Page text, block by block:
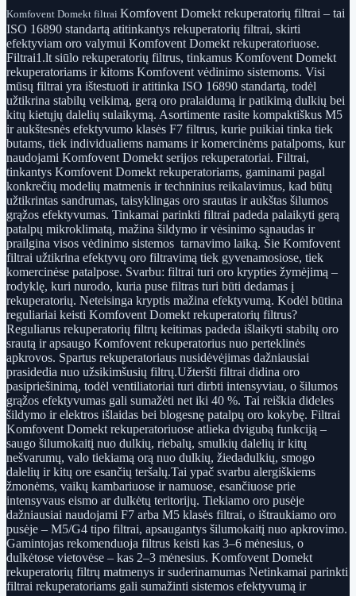
Komfovent Domekt filtrai Komfovent Domekt rekuperatorių filtrai – tai
ISO 16890 standartą atitinkantys rekuperatorių filtrai, skirti
efektyviam oro valymui Komfovent Domekt rekuperatoriuose.
Filtrai1.lt siūlo rekuperatorių filtrus, tinkamus Komfovent Domekt
rekuperatoriams ir kitoms Komfovent vėdinimo sistemoms. Visi
mūsų filtrai yra ištestuoti ir atitinka ISO 16890 standartą, todėl
užtikrina stabilų veikimą, gerą oro pralaidumą ir patikimą dulkių bei
kitų kietųjų dalelių sulaikymą. Asortimente rasite kompaktiškus M5
ir aukštesnės efektyvumo klasės F7 filtrus, kurie puikiai tinka tiek
butams, tiek individualiems namams ir komercinėms patalpoms, kur
naudojami Komfovent Domekt serijos rekuperatoriai. Filtrai,
tinkantys Komfovent Domekt rekuperatoriams, gaminami pagal
konkrečių modelių matmenis ir techninius reikalavimus, kad būtų
užtikrintas sandrumas, taisyklingas oro srautas ir aukštas šilumos
grąžos efektyvumas. Tinkamai parinkti filtrai padeda palaikyti gerą
patalpų mikroklimatą, mažina šildymo ir vėsinimo sąnaudas ir
prailgina visos vėdinimo sistemos tarnavimo laiką. Šie Komfovent
filtrai užtikrina efektyvų oro filtravimą tiek gyvenamosiose, tiek
komercinėse patalpose. Svarbu: filtrai turi oro krypties žymėjimą –
rodyklę, kuri nurodo, kuria puse filtras turi būti dedamas į
rekuperatorių. Neteisinga kryptis mažina efektyvumą. Kodėl būtina
reguliariai keisti Komfovent Domekt rekuperatorių filtrus?
Reguliarus rekuperatorių filtrų keitimas padeda išlaikyti stabilų oro
srautą ir apsaugo Komfovent rekuperatorius nuo perteklinės
apkrovos. Spartus rekuperatoriaus nusidėvėjimas dažniausiai
prasidedia nuo užsikimšusių filtrų.Užteršti filtrai didina oro
pasipriešinimą, todėl ventiliatoriai turi dirbti intensyviau, o šilumos
grąžos efektyvumas gali sumažėti net iki 40 %. Tai reiškia dideles
šildymo ir elektros išlaidas bei blogesnę patalpų oro kokybę. Filtrai
Komfovent Domekt rekuperatoriuose atlieka dvigubą funkciją –
saugo šilumokaitį nuo dulkių, riebalų, smulkių dalelių ir kitų
nešvarumų, valo tiekiamą orą nuo dulkių, žiedadulkių, smogo
dalelių ir kitų ore esančių teršalų.Tai ypač svarbu alergiškiems
žmonėms, vaikų kambariuose ir namuose, esančiuose prie
intensyvaus eismo ar dulkėtų teritorijų. Tiekiamo oro pusėje
dažniausiai naudojami F7 arba M5 klasės filtrai, o ištraukiamo oro
pusėje – M5/G4 tipo filtrai, apsaugantys šilumokaitį nuo apkrovimo.
Gamintojas rekomenduoja filtrus keisti kas 3–6 mėnesius, o
dulkėtose vietovėse – kas 2–3 mėnesius. Komfovent Domekt
rekuperatorių filtrų matmenys ir suderinamumas Netinkamai parinkti
filtrai rekuperatoriams gali sumažinti sistemos efektyvumą ir